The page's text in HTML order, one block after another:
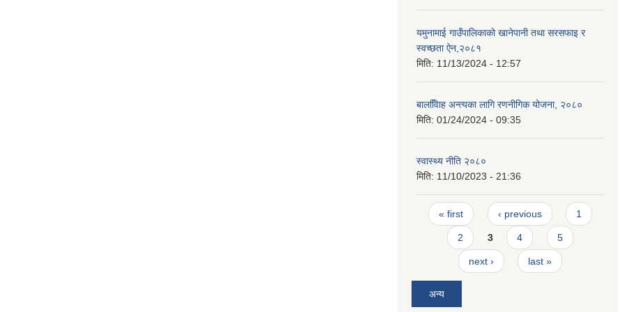
यमुनामाई गाउँपालिकाको खानेपानी तथा सरसफाइ र
स्वच्छता ऐन,२०८१
मिति: 11/13/2024 - 12:57
बालवििाह अन्त्यका लागि रणनीगिक योजना, २०८०
मिति: 01/24/2024 - 09:35
स्वास्थ्य नीति २०८०
मिति: 11/10/2023 - 21:36
Pages
« first ‹ previous 1
2 3 4 5
next › last »
अन्य